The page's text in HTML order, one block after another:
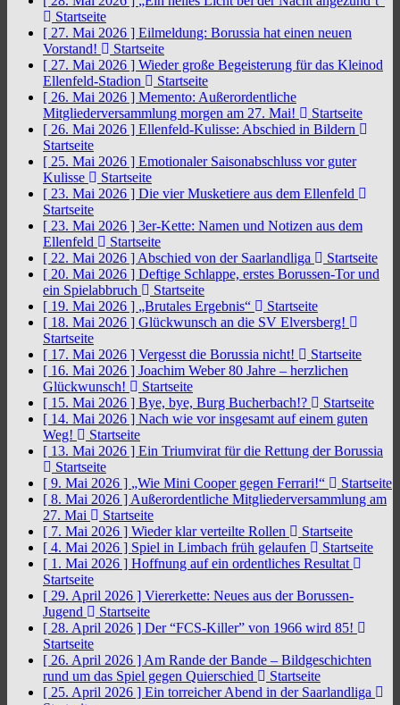
Startseite
[ 27. Mai 2026 ] Eilmeldung: Borussia hat einen neuen
Vorstand!
Startseite
[ 27. Mai 2026 ] Wieder große Begeisterung für das Kleinod
Ellenfeld-Stadion
Startseite
[ 26. Mai 2026 ] Memento: Außerordentliche
Mitgliederversammlung morgen am 27. Mai!
Startseite
[ 26. Mai 2026 ] Ellenfeld-Kulisse: Abschied in Bildern
Startseite
[ 25. Mai 2026 ] Emotionaler Saisonabschluss vor guter
Kulisse
Startseite
[ 23. Mai 2026 ] Die vier Musketiere aus dem Ellenfeld
Startseite
[ 23. Mai 2026 ] 3er-Kette: Namen und Notizen aus dem
Ellenfeld
Startseite
[ 22. Mai 2026 ] Abschied von der Saarlandliga
Startseite
[ 20. Mai 2026 ] Deftige Schlappe, erstes Borussen-Tor und
ein Spielabbruch
Startseite
[ 19. Mai 2026 ] „Brutales Ergebnis“
Startseite
[ 18. Mai 2026 ] Glückwunsch an die SV Elversberg!
Startseite
[ 17. Mai 2026 ] Vergesst die Borussia nicht!
Startseite
[ 16. Mai 2026 ] Joachim Weber 80 Jahre – herzlichen
Glückwunsch!
Startseite
[ 15. Mai 2026 ] Bye, bye, Burg Bucherbach!?
Startseite
[ 14. Mai 2026 ] Nach wie vor insgesamt auf einem guten
Weg!
Startseite
[ 13. Mai 2026 ] Ein Triumvirat für die Rettung der Borussia
Startseite
[ 9. Mai 2026 ] „Wie Mini Cooper gegen Ferrari!“
Startseite
[ 8. Mai 2026 ] Außerordentliche Mitgliederversammlung am
27. Mai
Startseite
[ 7. Mai 2026 ] Wieder klar verteilte Rollen
Startseite
[ 4. Mai 2026 ] Spiel in Limbach früh gelaufen
Startseite
[ 1. Mai 2026 ] Hoffnung auf ein ordentliches Resultat
Startseite
[ 29. April 2026 ] Viererkette: Neues aus der Borussen-
Jugend
Startseite
[ 28. April 2026 ] Der “FCS-Killer” von 1966 wird 85!
Startseite
[ 26. April 2026 ] Am Rande der Bande – Bildgeschichten
rund um das Spiel gegen Quierschied
Startseite
[ 25. April 2026 ] Ein torreicher Abend in der Saarlandliga